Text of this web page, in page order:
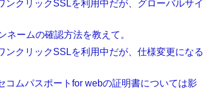
クリックSSLを利用中だが、グローバルサイ
ームの確認方法を教えて。
クリックSSLを利用中だが、仕様変更になる
ムパスポートfor webの証明書については影